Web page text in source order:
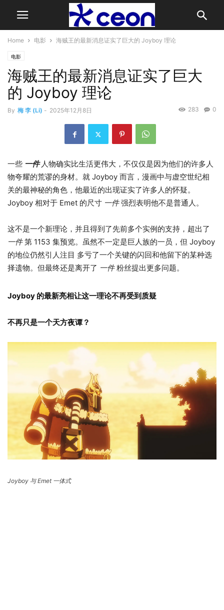
Home 电影 海贼王的最新消息证实了巨大的 Joyboy 理论
电影
海贼王的最新消息证实了巨大
的 Joyboy 理论
By 梅 李 (Li) - 2025年12月8日 0
283
一些 一件人物确实比生活更伟大，不仅仅是因为他们的许多人
物夸耀的荒谬的身材。就 Joyboy 而言，漫画中与虚空世纪相
关的最神秘的角色，他最近的出现证实了许多人的怀疑。
Joyboy 相对于 Emet 的尺寸 一件强烈表明他不是普通人。
这不是一个新理论，并且得到了先前多个实例的支持，超出了
一件第 1153 集预览。虽然不一定是巨人族的一员，但 Joyboy
的地位仍然引人注目 多亏了一个关键的闪回和他留下的某种选
择遗物。但最终还是离开了 一件粉丝提出更多问题。
Joyboy 的最新亮相让这一理论不再受到质疑
不再只是一个天方夜谭？
Joyboy 与 Emet 一体式